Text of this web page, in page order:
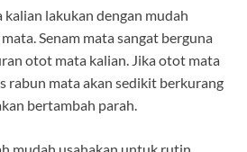
kalian lakukan dengan mudah
Senam mata sangat berguna
otot mata kalian. Jika otot mata
rabun mata akan sedikit berkurang
bertambah parah.